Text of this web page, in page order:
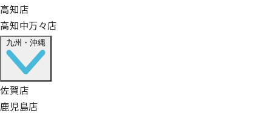
高知店
高知中万々店
九州・沖縄
佐賀店
鹿児島店